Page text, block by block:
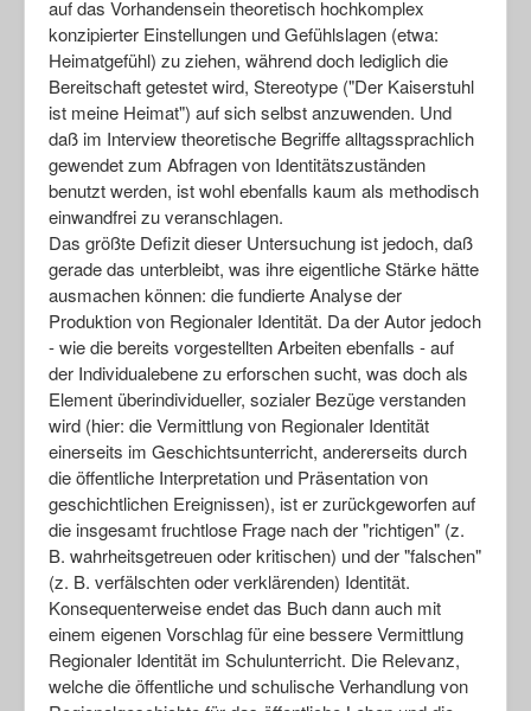
auf das Vorhandensein theoretisch hochkomplex
konzipierter Einstellungen und Gefühlslagen (etwa:
Heimatgefühl) zu ziehen, während doch lediglich die
Bereitschaft getestet wird, Stereotype ("Der Kaiserstuhl
ist meine Heimat") auf sich selbst anzuwenden. Und
daß im Interview theoretische Begriffe alltagssprachlich
gewendet zum Abfragen von Identitätszuständen
benutzt werden, ist wohl ebenfalls kaum als methodisch
einwandfrei zu veranschlagen.
Das größte Defizit dieser Untersuchung ist jedoch, daß
gerade das unterbleibt, was ihre eigentliche Stärke hätte
ausmachen können: die fundierte Analyse der
Produktion von Regionaler Identität. Da der Autor jedoch
- wie die bereits vorgestellten Arbeiten ebenfalls - auf
der Individualebene zu erforschen sucht, was doch als
Element überindividueller, sozialer Bezüge verstanden
wird (hier: die Vermittlung von Regionaler Identität
einerseits im Geschichtsunterricht, andererseits durch
die öffentliche Interpretation und Präsentation von
geschichtlichen Ereignissen), ist er zurückgeworfen auf
die insgesamt fruchtlose Frage nach der "richtigen" (z.
B. wahrheitsgetreuen oder kritischen) und der "falschen"
(z. B. verfälschten oder verklärenden) Identität.
Konsequenterweise endet das Buch dann auch mit
einem eigenen Vorschlag für eine bessere Vermittlung
Regionaler Identität im Schulunterricht. Die Relevanz,
welche die öffentliche und schulische Verhandlung von